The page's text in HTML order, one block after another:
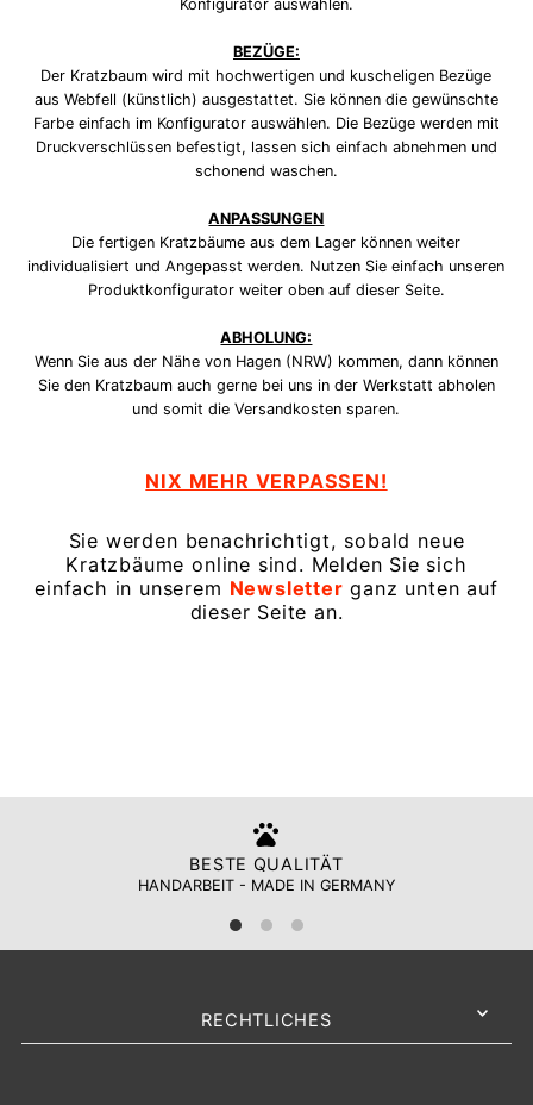
Konfigurator auswählen.
BEZÜGE:
Der Kratzbaum wird mit hochwertigen und kuscheligen Bezüge
aus Webfell (künstlich) ausgestattet. Sie können die gewünschte
Farbe einfach im Konfigurator auswählen. Die Bezüge werden mit
Druckverschlüssen befestigt, lassen sich einfach abnehmen und
schonend waschen.
ANPASSUNGEN
Die fertigen Kratzbäume aus dem Lager können weiter
individualisiert und Angepasst werden. Nutzen Sie einfach unseren
Produktkonfigurator weiter oben auf dieser Seite.
ABHOLUNG:
Wenn Sie aus der Nähe von Hagen (NRW) kommen, dann können
Sie den Kratzbaum auch gerne bei uns in der Werkstatt abholen
und somit die Versandkosten sparen.
NIX MEHR VERPASSEN!
Sie werden benachrichtigt, sobald neue
Kratzbäume online sind. Melden Sie sich
einfach in unserem Newsletter ganz unten auf
dieser Seite an.
BESTE QUALITÄT
HANDARBEIT - MADE IN GERMANY
RECHTLICHES